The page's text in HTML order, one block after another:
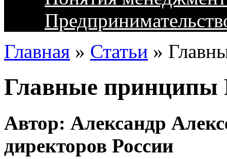
Главная » Статьи »
Главные принципы
Автор: Александр
директоров России